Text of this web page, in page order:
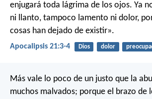
enjugará toda lágrima de los ojos. Ya
ni llanto, tampoco lamento ni dolor,
cosas han dejado de existir».
Apocalipsis 21:3-4 Dios dolor
Más vale lo poco de un justo que la
muchos malvados; porque el brazo de